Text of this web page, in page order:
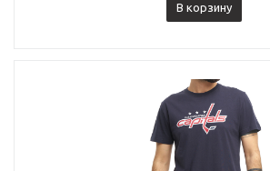
В корзину